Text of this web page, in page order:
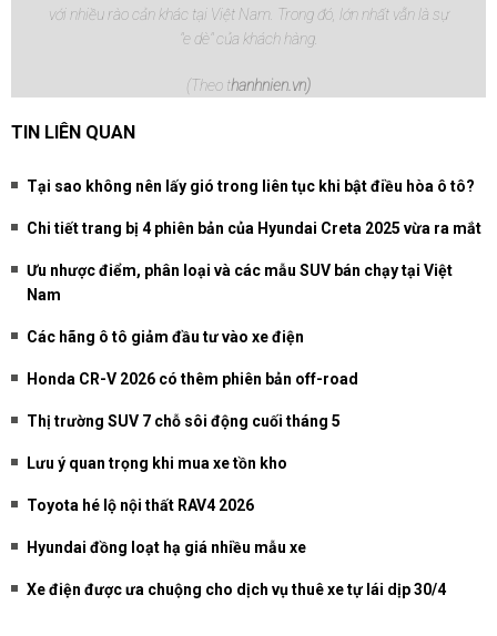
với nhiều rào cản khác tại Việt Nam. Trong đó, lớn nhất vẫn là sự
"e dè" của khách hàng.
(Theo thanhnien.vn)
TIN LIÊN QUAN
Tại sao không nên lấy gió trong liên tục khi bật điều hòa ô tô?
Chi tiết trang bị 4 phiên bản của Hyundai Creta 2025 vừa ra mắt
Ưu nhược điểm, phân loại và các mẫu SUV bán chạy tại Việt
Nam
Các hãng ô tô giảm đầu tư vào xe điện
Honda CR-V 2026 có thêm phiên bản off-road
Thị trường SUV 7 chỗ sôi động cuối tháng 5
Lưu ý quan trọng khi mua xe tồn kho
Toyota hé lộ nội thất RAV4 2026
Hyundai đồng loạt hạ giá nhiều mẫu xe
Xe điện được ưa chuộng cho dịch vụ thuê xe tự lái dịp 30/4